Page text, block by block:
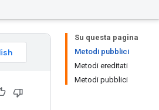
Su questa pagina
Metodi pubblici
Metodi ereditati
Metodi pubblici